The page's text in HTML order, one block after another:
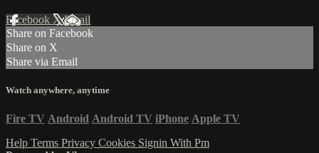
Facebook XEmail
Share on Facebook
Share on X
Share via Email
Watch anywhere, anytime
Fire TV Android Android TV iPhone Apple TV
Help Terms Privacy Cookies Signin With Pm